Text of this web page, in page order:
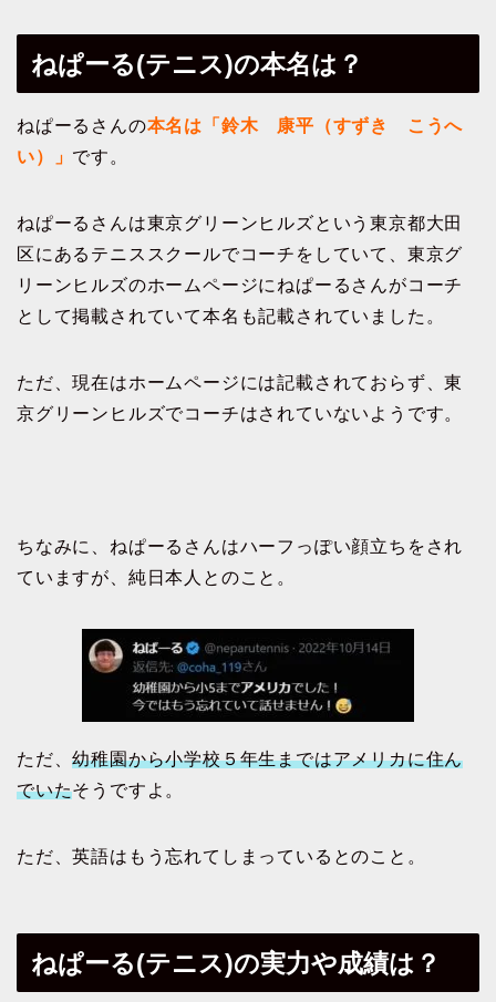
ねぱーる(テニス)の本名は？
ねぱーるさんの本名は「鈴木 康平（すずき こうへ
い）」 です。
ねぱーるさんは東京グリーンヒルズという東京都大田
区にあるテニススクールでコーチをしていて、東京グ
リーンヒルズのホームページにねぱーるさんがコーチ
として掲載されていて本名も記載されていました。
ただ、現在はホームページには記載されておらず、東
京グリーンヒルズでコーチはされていないようです。
ちなみに、ねぱーるさんはハーフっぽい顔立ちをされ
ていますが、純日本人とのこと。
ただ、幼稚園から小学校５年生まではアメリカに住ん
でいたそうですよ。
ただ、英語はもう忘れてしまっているとのこと。
ねぱーる(テニス)の実力や成績は？